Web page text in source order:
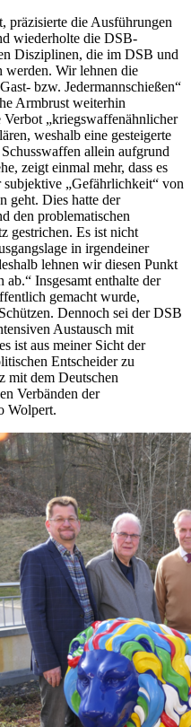
präzisierte die Ausführungen
wiederholte die DSB-
Disziplinen, die im DSB und
werden. Wir lehnen die
bzw. Jedermannschießen“
Armbrust weiterhin
Verbot „kriegswaffenähnlicher
weshalb eine gesteigerte
allein aufgrund
zeigt einmal mehr, dass es
„Gefährlichkeit“ von
geht. Dies hatte der
den problematischen
gestrichen. Es ist nicht
in irgendeiner
lehnen wir diesen Punkt
ab.“ Insgesamt enthalte der
gemacht wurde,
Dennoch sei der DSB
Austausch mit
ist aus meiner Sicht der
Entscheider zu
mit dem Deutschen
Verbänden der
Wolpert.